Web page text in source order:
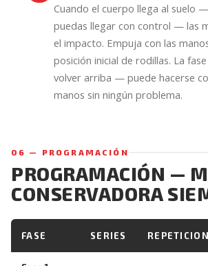
Cuando el cuerpo llega al suelo
puedas llegar con control — las
el impacto. Empuja con las
posición inicial de rodillas. La
volver arriba — puede hacerse
manos sin ningún problema.
06 — PROGRAMACIÓN
PROGRAMACIÓN —
CONSERVADORA
FASE SERIES